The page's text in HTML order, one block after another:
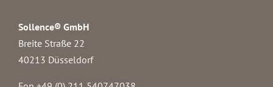
Sollence® GmbH
Breite Straße 22
40213 Düsseldorf